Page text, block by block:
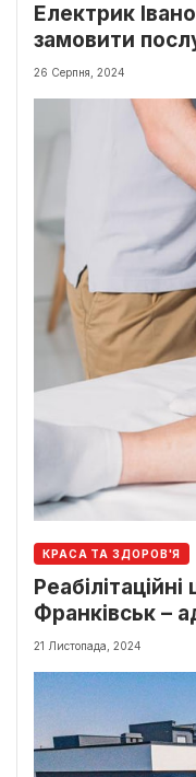
Електрик
замовити
26 Серпня, 2024
КРАСА ТА ЗДОРОВ'Я
Франківськ –
21 Листопада, 2024